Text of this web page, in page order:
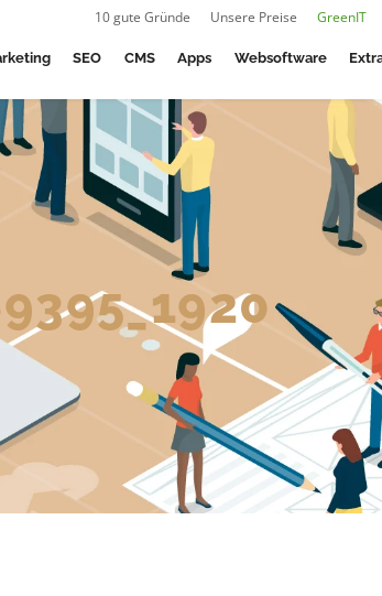
10 gute Gründe Unsere Preise GreenIT
SEO CMS Apps Websoftware